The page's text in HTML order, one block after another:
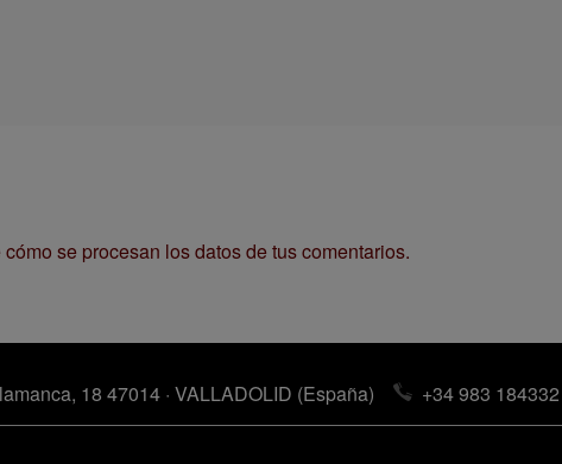
se procesan los datos de tus comentarios.
18 47014 · VALLADOLID (España) +34 983 184332